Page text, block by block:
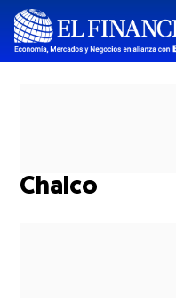
Chalco